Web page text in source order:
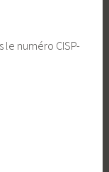
le numéro CISP-